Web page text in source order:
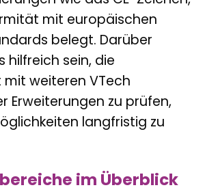
mit europäischen
belegt. Darüber
hilfreich sein, die
weiteren VTech
Erweiterungen zu prüfen,
langfristig zu
im Überblick